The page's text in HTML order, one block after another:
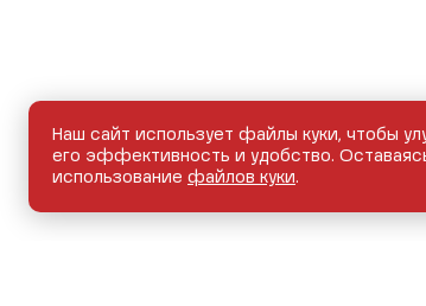
Наш сайт использует файлы куки, чтобы
его эффективность и удобство.
использование файлов куки.